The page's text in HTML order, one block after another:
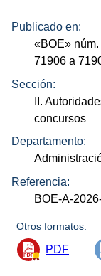
Publicado en:
«BOE» núm.
71906 a
Sección:
II.
concursos
Departamento:
Referencia:
BOE-A-
Otros formatos:
PDF